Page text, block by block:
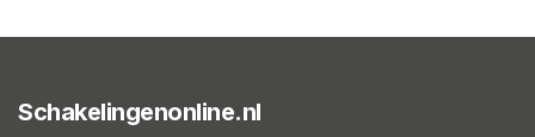
Schakelingenonline.nl